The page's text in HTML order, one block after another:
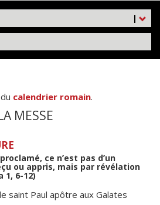
|
calendrier romain.
MESSE
ce n’est pas d’un
ou appris, mais par révélation
1, 6-12)
saint Paul apôtre aux Galates